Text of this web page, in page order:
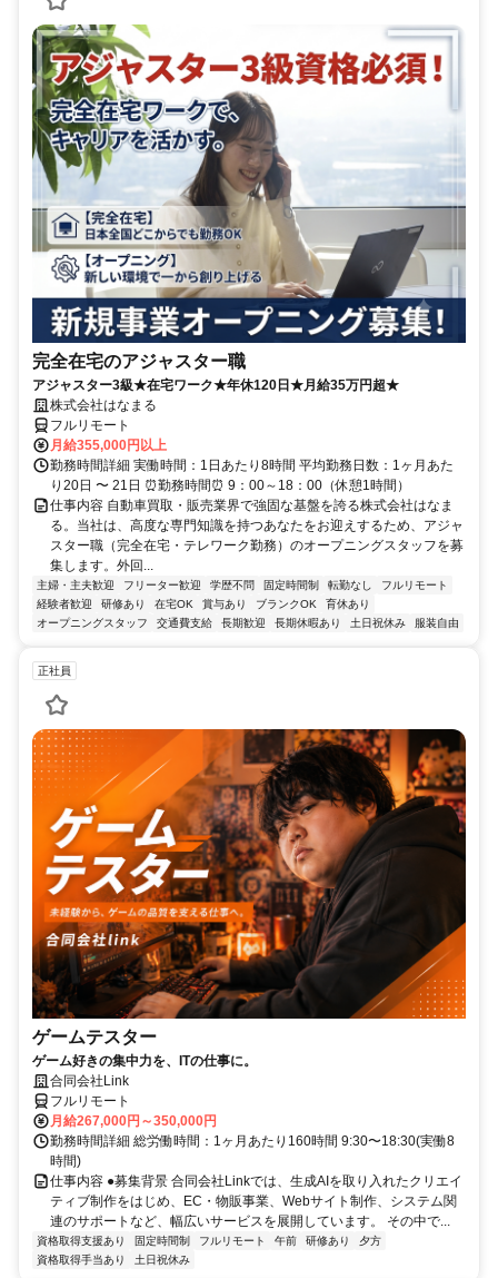
完全在宅のアジャスター職
アジャスター3級★在宅ワーク★年休120日★月給35万円超★
株式会社はなまる
フルリモート
月給355,000円以上
勤務時間詳細 実働時間：1日あたり8時間 平均勤務日数：1ヶ月あた
り20日 〜 21日 ⏰勤務時間⏰ 9：00～18：00（休憩1時間）
仕事内容 自動車買取・販売業界で強固な基盤を誇る株式会社はなま
る。当社は、高度な専門知識を持つあなたをお迎えするため、アジャ
スター職（完全在宅・テレワーク勤務）のオープニングスタッフを募
集します。外回...
主婦・主夫歓迎 フリーター歓迎 学歴不問 固定時間制 転勤なし
フルリモート
経験者歓迎
研修あり 在宅OK 賞与あり ブランクOK
育休あり
オープニングスタッフ
交通費支給 長期歓迎 長期休暇あり 土日祝休み 服装自由
正社員
ゲームテスター
ゲーム好きの集中力を、ITの仕事に。
合同会社Link
フルリモート
月給267,000円～350,000円
勤務時間詳細 総労働時間：1ヶ月あたり160時間 9:30〜18:30(実働8
時間)
仕事内容 ●募集背景 合同会社Linkでは、生成AIを取り入れたクリエイ
ティブ制作をはじめ、EC・物販事業、Webサイト制作、システム関
連のサポートなど、幅広いサービスを展開しています。 その中で...
資格取得支援あり 固定時間制 フルリモート 午前 研修あり
夕方
資格取得手当あり
土日祝休み